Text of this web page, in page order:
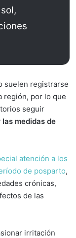
suelen registrarse
región, por lo que
seguir
medidas de
atención a los
de posparto,
crónicas,
de las
irritación